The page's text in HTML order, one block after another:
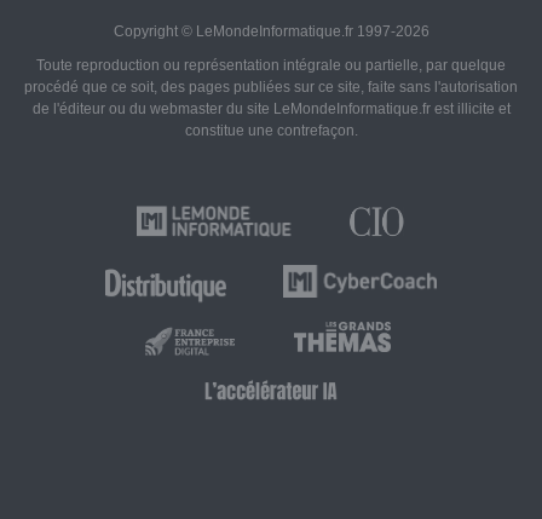
Copyright © LeMondeInformatique.fr 1997-2026
Toute reproduction ou représentation intégrale ou partielle, par quelque
procédé que ce soit, des pages publiées sur ce site, faite sans l'autorisation
de l'éditeur ou du webmaster du site LeMondeInformatique.fr est illicite et
constitue une contrefaçon.